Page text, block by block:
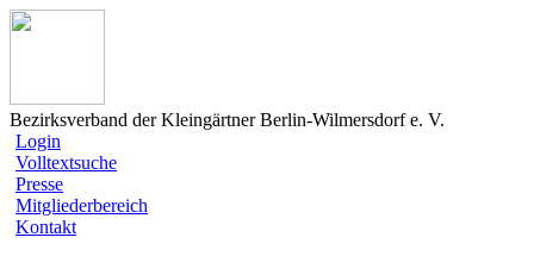
Bezirksverband der Kleingärtner Berlin-Wilmersdorf e. V.
Login
Volltextsuche
Presse
Mitgliederbereich
Kontakt